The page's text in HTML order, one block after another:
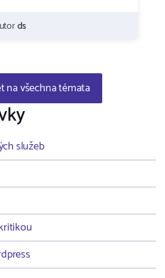
ds
na všechna témata
služeb